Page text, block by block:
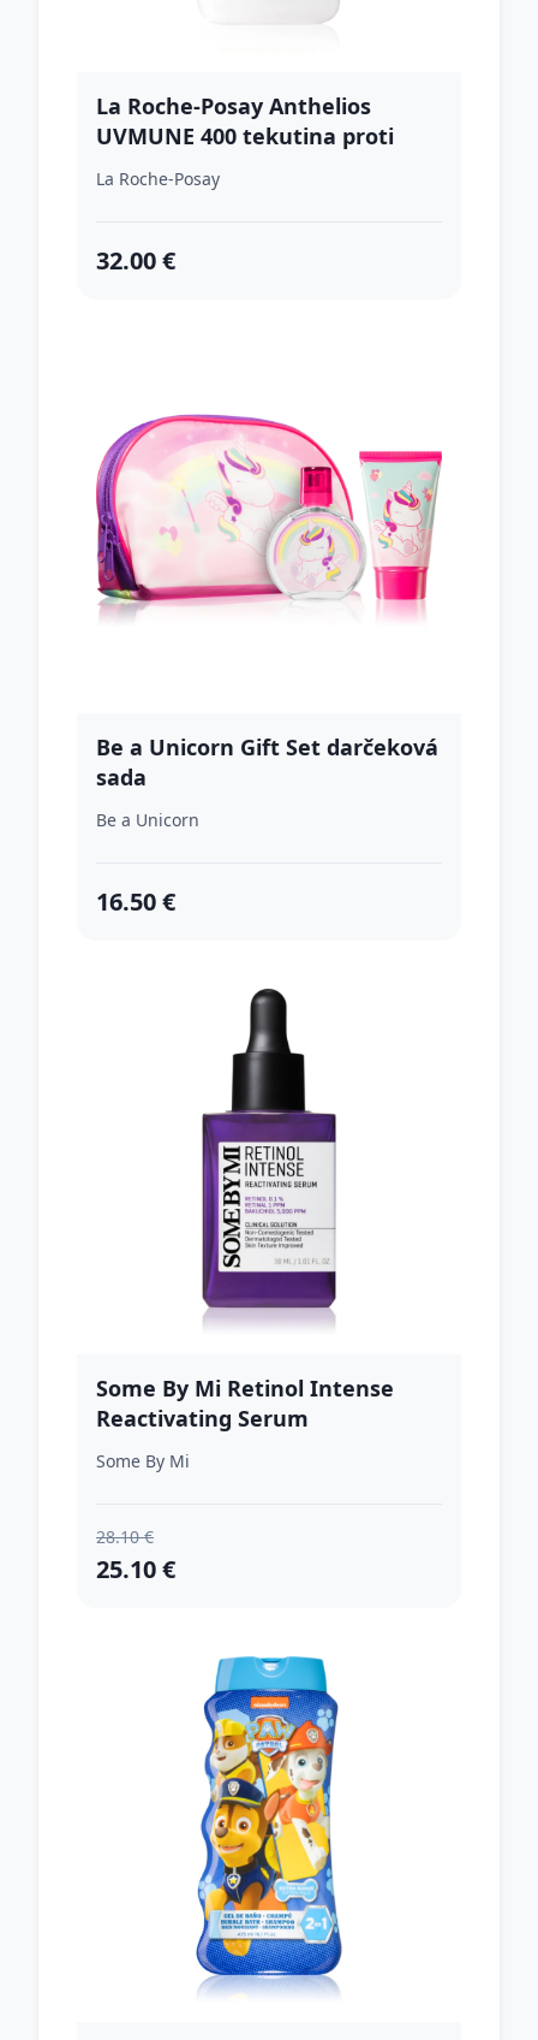
La Roche-Posay Anthelios
UVMUNE 400 tekutina proti
pigmentovým škvrnám SPF 50+
La Roche-Posay
32.00 €
Be a Unicorn Gift Set darčeková
sada
Be a Unicorn
16.50 €
Some By Mi Retinol Intense
Reactivating Serum
protivráskové retinolové sérum
pre citlivú pleť 30 ml
Some By Mi
28.10 €
25.10 €